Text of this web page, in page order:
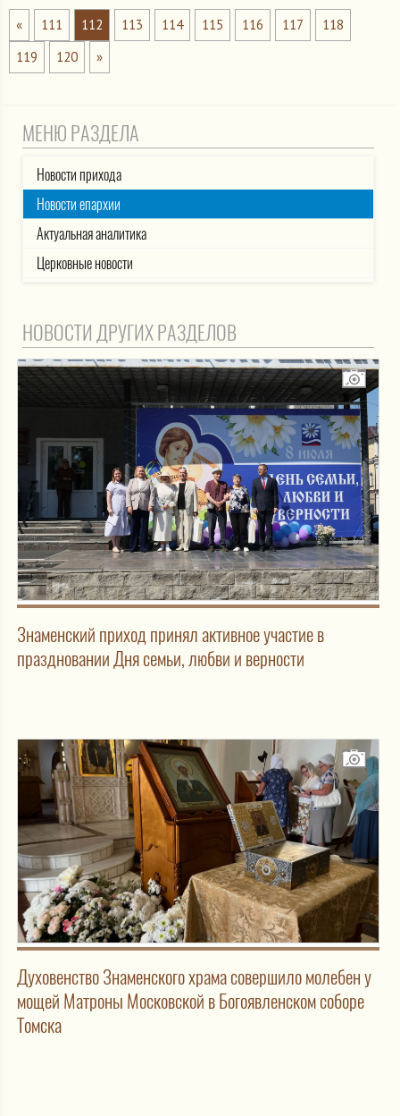
« 111 112 113 114 115 116 117
118
119
120 »
МЕНЮ РАЗДЕЛА
Новости прихода
Новости епархии
Актуальная аналитика
Церковные новости
НОВОСТИ ДРУГИХ РАЗДЕЛОВ
Знаменский приход принял активное участие в
праздновании Дня семьи, любви и верности
Духовенство Знаменского храма совершило молебен у
мощей Матроны Московской в Богоявленском соборе
Томска